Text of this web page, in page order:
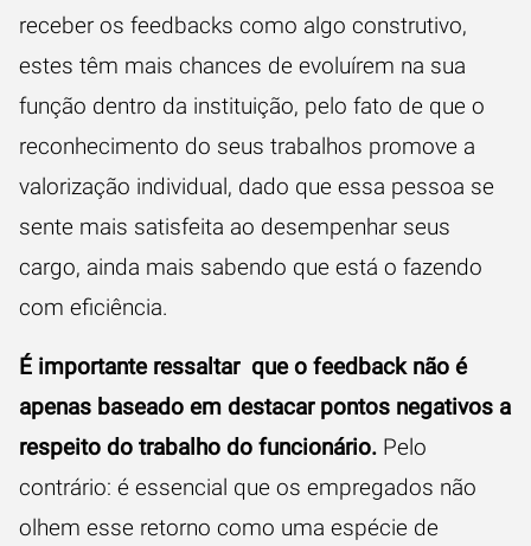
receber os feedbacks como algo construtivo,
estes têm mais chances de evoluírem na sua
função dentro da instituição, pelo fato de que o
reconhecimento do seus trabalhos promove a
valorização individual, dado que essa pessoa se
sente mais satisfeita ao desempenhar seus
cargo, ainda mais sabendo que está o fazendo
com eficiência.
É importante ressaltar que o feedback não é
apenas baseado em destacar pontos negativos a
respeito do trabalho do funcionário. Pelo
contrário: é essencial que os empregados não
olhem esse retorno como uma espécie de